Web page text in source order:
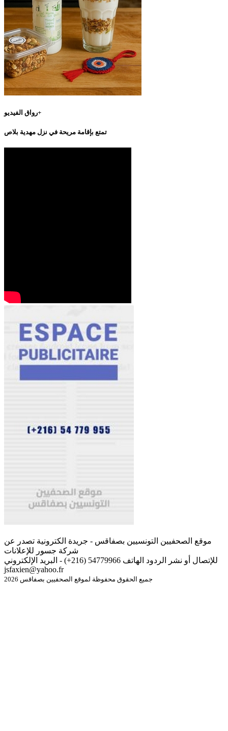
رواق الفيديو+
تمتع بإقامة مريحة في نزل مهدية بلاص
موقع الصحفيين التونسيين بصفاقس - جريدة الكترونية تصدر عن
شركة جسور للإعلانات
للإتصال أو نشر الردود الهاتف 54779966 (216+) - البريد الإلكتروني
jsfaxien@yahoo.fr
جميع الحقوق محفوظة لموقع الصحفيين بصفاقس 2026